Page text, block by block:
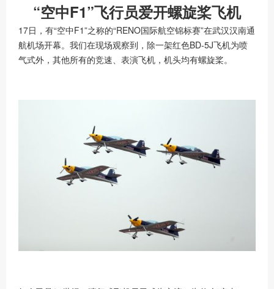
“空中F1”飞行员爱开螺旋桨飞机
17日，有“空中F1”之称的“RENO国际航空锦标赛”在武汉汉南通
航机场开幕。我们在现场观察到，除一架红色BD-5J飞机为喷
气式外，其他所有的竞速、表演飞机，机头均有螺旋桨。